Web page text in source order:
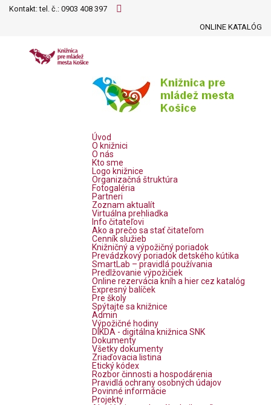
Kontakt: tel. č.: 0903 408 397
ONLINE KATALÓG
Úvod
O knižnici
O nás
Kto sme
Logo knižnice
Organizačná štruktúra
Fotogaléria
Partneri
Zoznam aktualít
Virtuálna prehliadka
Info čitateľovi
Ako a prečo sa stať čitateľom
Cenník služieb
Knižničný a výpožičný poriadok
Prevádzkový poriadok detského kútika
SmartLab – pravidlá používania
Predlžovanie výpožičiek
Online rezervácia kníh a hier cez katalóg
Expresný balíček
Pre školy
Spýtajte sa knižnice
Admin
Výpožičné hodiny
DIKDA - digitálna knižnica SNK
Dokumenty
Všetky dokumenty
Zriaďovacia listina
Etický kódex
Rozbor činnosti a hospodárenia
Pravidlá ochrany osobných údajov
Povinné informácie
Projekty